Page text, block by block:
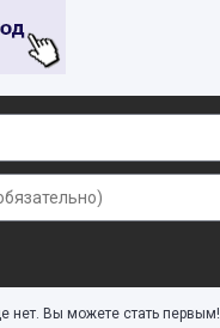
нет. Вы можете стать первым!